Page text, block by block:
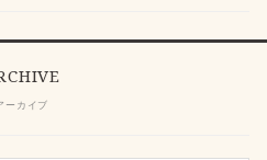
ーカイブ